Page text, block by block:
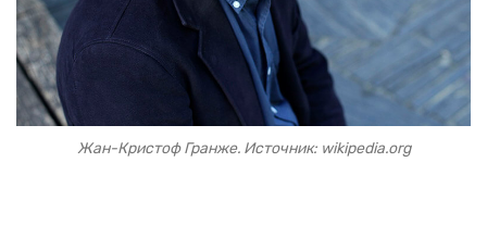
Жан-Кристоф Гранже. Источник: wikipedia.org